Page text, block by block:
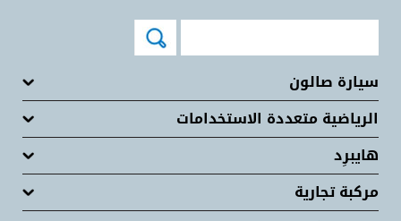
سيارة صالون
الرياضية متعددة الاستخدامات
هايبرِد
مركبة تجارية